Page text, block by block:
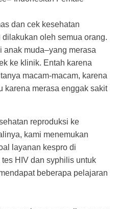
dan cek kesehatan
oleh semua orang.
anak muda–yang merasa
ke klinik. Entah karena
macam-macam, karena
karena merasa enggak sakit
reproduksi ke
kami menemukan
layanan kespro di
HIV dan syphilis untuk
beberapa pelajaran